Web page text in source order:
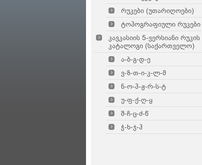
რუკები (უთარიღოები)
ტოპოგრაფიული რუკები
კავკასიის 5-ვერსიანი რუკის
კატალოგი (საქართველო)
ა-ბ-გ-დ-ე
ვ-ზ-თ-ი-კ-ლ-მ
ნ-ო-პ-ჟ-რ-ს-ტ
უ-ფ-ქ-ღ-ყ
შ-ჩ-ც-ძ-წ
ჭ-ხ-ჯ-ჰ